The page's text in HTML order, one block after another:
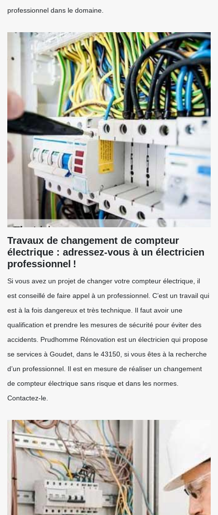
professionnel dans le domaine.
Travaux de changement de compteur
électrique : adressez-vous à un électricien
professionnel !
Si vous avez un projet de changer votre compteur électrique, il
est conseillé de faire appel à un professionnel. C’est un travail qui
est à la fois dangereux et très technique. Il faut avoir une
qualification et prendre les mesures de sécurité pour éviter des
accidents. Prudhomme Rénovation est un électricien qui propose
se services à Goudet, dans le 43150, si vous êtes à la recherche
d’un professionnel. Il est en mesure de réaliser un changement
de compteur électrique sans risque et dans les normes.
Contactez-le.